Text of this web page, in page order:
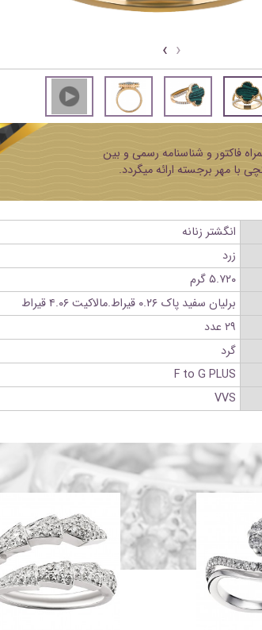
‹
›
فاکتور و شناسنامه رسمی و بین
با مهر برجسته ارائه میگردد.
انگشتر زنانه
زرد
۵.۷۲۰ گرم
برلیان سفید پاک ۰.۲۶ قیراط.مالاکیت ۴.۰۶ قیراط
۲۹ عدد
گرد
F to G PLUS
VVS